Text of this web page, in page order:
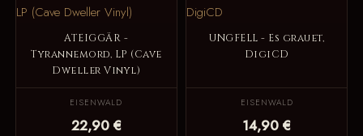
ATEIGGÄR -
Tyrannemord, LP (Cave
Dweller Vinyl)
EISENWALD
22,90 €
UNGFELL - Es grauet,
DigiCD
EISENWALD
14,90 €